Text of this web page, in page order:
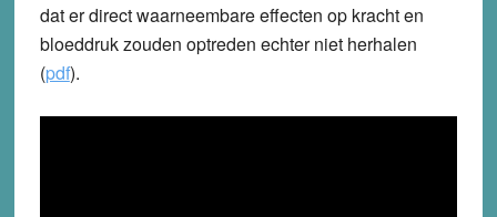
dat er direct waarneembare effecten op kracht en
bloeddruk zouden optreden echter niet herhalen
(pdf).